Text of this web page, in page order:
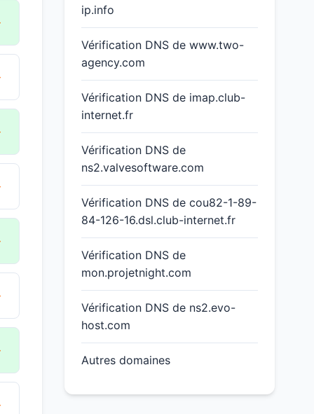
ip.info
Vérification DNS de www.two-
agency.com
Vérification DNS de imap.club-
internet.fr
Vérification DNS de
ns2.valvesoftware.com
Vérification DNS de cou82-1-89-
84-126-16.dsl.club-internet.fr
Vérification DNS de
mon.projetnight.com
Vérification DNS de ns2.evo-
host.com
Autres domaines